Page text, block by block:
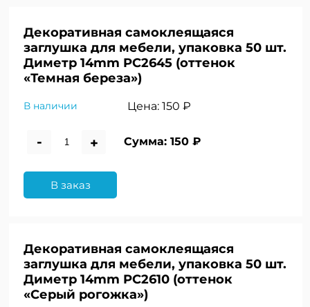
Декоративная самоклеящаяся
заглушка для мебели, упаковка 50 шт.
Диметр 14mm PC2645 (оттенок
«Темная береза»)
В наличии Цена:150 ₽
- + Сумма:150 ₽
В заказ
Декоративная самоклеящаяся
заглушка для мебели, упаковка 50 шт.
Диметр 14mm PC2610 (оттенок
«Серый рогожка»)